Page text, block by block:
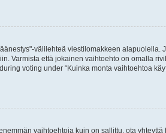
välilehteä viestilomakkeen alapuolella.
Varmista että jokainen vaihtoehto on omalla
voting under “Kuinka monta vaihtoehtoa
vaihtoehtoja kuin on sallittu, ota yhteyttä